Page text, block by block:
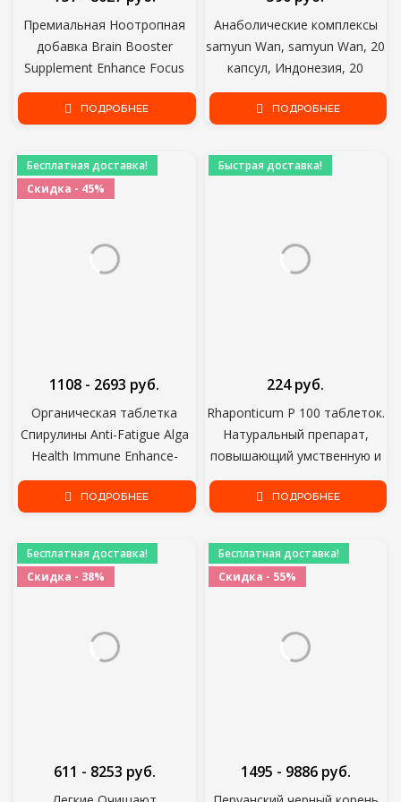
Премиальная Ноотропная
добавка Brain Booster
Supplement Enhance Focus
Improve Memory Mental
Enhancement Pills for Neuro
ПОДРОБНЕЕ
Анаболические комплексы
samyun Wan, samyun Wan, 20
капсул, Индонезия, 20
партий коллекции различных
видов травяных добавок
Анаболические комплексы
спортивное питание для
ПОДРОБНЕЕ
Бесплатная доставка!
Скидка - 45%
Органическая таблетка
Спирулины Anti-Fatigue Alga
Health Immune Enhance-
Immune Rich in Protein Multi
Vitamins 500шт
1108 - 2693 руб.
ПОДРОБНЕЕ
Быстрая доставка!
Rhaponticum P 100 таблеток.
Натуральный препарат,
повышающий умственную и
физическую
работоспособность.
224 руб.
ПОДРОБНЕЕ
Бесплатная доставка!
Скидка - 38%
611 - 8253 руб.
Бесплатная доставка!
Скидка - 55%
1495 - 9886 руб.